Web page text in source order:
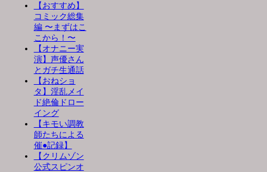
【おすすめ】
コミック総集
編 〜まずはこ
こから！〜
【オナニー実
演】声優さん
とガチ生通話
【おねショ
タ】淫乱メイ
ド絶倫ドロー
イング
【キモい調教
師たちによる
催●記録】
【クリムゾン
公式スピンオ